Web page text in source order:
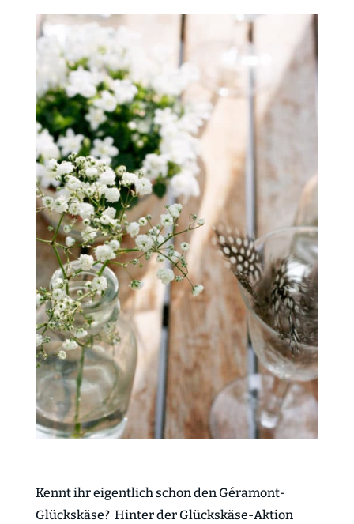
Kennt ihr eigentlich schon den Géramont-
Glückskäse? Hinter der Glückskäse-Aktion